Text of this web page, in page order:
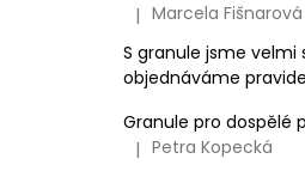
Hodnocení produktu
| Marcela Fišnarová
S granule jsme velmi
objednáváme
Hodnocení produktu
| Petra Kopecká